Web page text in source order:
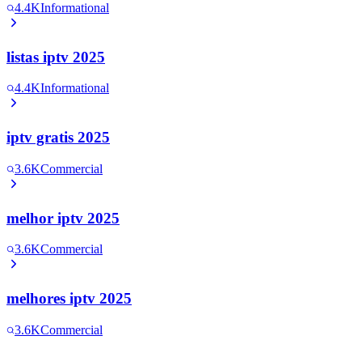
4.4KInformational
listas iptv 2025
4.4KInformational
iptv gratis 2025
3.6KCommercial
melhor iptv 2025
3.6KCommercial
melhores iptv 2025
3.6KCommercial